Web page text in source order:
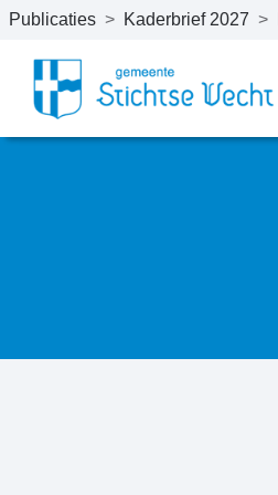
Naar hoofdinhoud
Publicaties > Kaderbrief 2027 >